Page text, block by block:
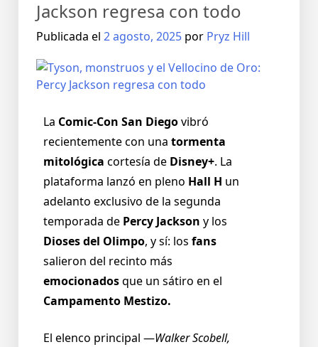
Jackson regresa con todo
Publicada el 2 agosto, 2025 por Pryz Hill
La Comic-Con San Diegovibró
recientemente con una tormenta
mitológica cortesía de Disney+. La
plataforma lanzó en pleno Hall H un
adelanto exclusivo de la segunda
temporada de Percy Jackson y los
Dioses del Olimpo, y sí: los fans
salieron del recinto más
emocionadosque un sátiro en el
Campamento Mestizo.
El elenco principal —Walker Scobell,